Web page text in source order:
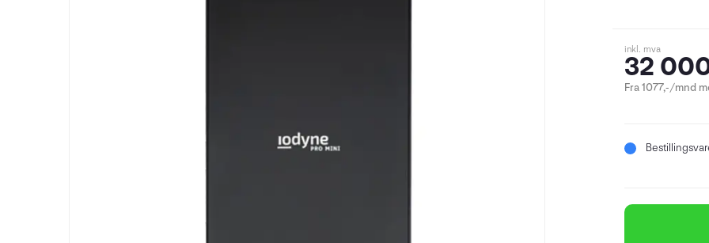
inkl. mva
32
Fra 1077,-/mnd